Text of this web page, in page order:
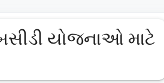
યોજનાઓ માટે